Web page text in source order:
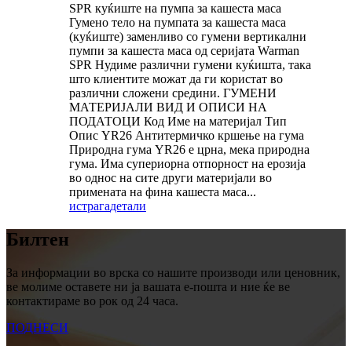
SPR куќиште на пумпа за кашеста маса
Гумено тело на пумпата за кашеста маса
(куќиште) заменливо со гумени вертикални
пумпи за кашеста маса од серијата Warman
SPR Нудиме различни гумени куќишта, така
што клиентите можат да ги користат во
различни сложени средини. ГУМЕНИ
МАТЕРИЈАЛИ ВИД И ОПИСИ НА
ПОДАТОЦИ Код Име на материјал Тип
Опис YR26 Антитермичко кршење на гума
Природна гума YR26 е црна, мека природна
гума. Има супериорна отпорност на ерозија
во однос на сите други материјали во
примената на фина кашеста маса...
истрагадетали
Билтен
За информации во врска со нашите производи или ценовник,
ве молиме оставете ни ја вашата е-пошта и ние ќе ве
контактираме во рок од 24 часа.
ПОДНЕСИ